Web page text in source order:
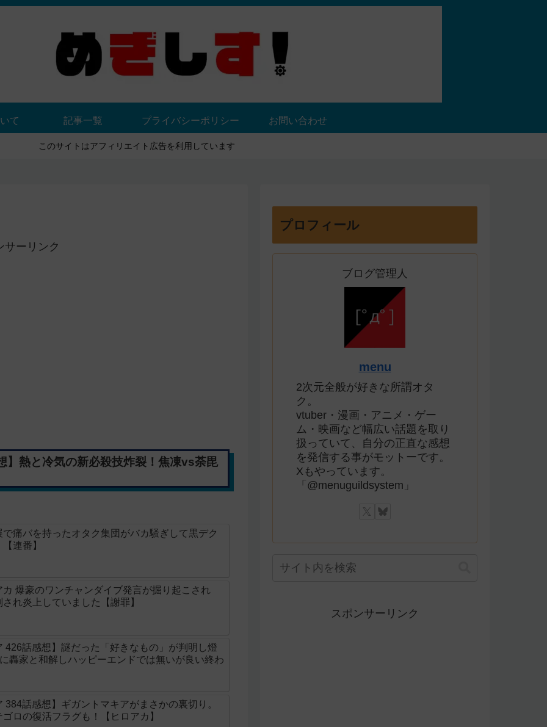
て 記事一覧 プライバシーポリシー お問い合わせ
このサイトはアフィリエイト広告を利用しています
サーリンク
】熱と冷気の新必殺技炸裂！焦凍vs荼毘
痛バを持ったオタク集団がバカ騒ぎして黒デク
連番】
爆豪のワンチャンダイブ発言が掘り起こされ
れ炎上していました【謝罪】
426話感想】謎だった「好きなもの」が判明し燈
轟家と和解しハッピーエンドでは無いが良い終わ
話感想】ギガントマキアがまさかの裏切り。
ロの復活フラグも！【ヒロアカ】
プロフィール
ブログ管理人
menu
2次元全般が好きな所謂オタ
ク。
vtuber・漫画・アニメ・ゲー
ム・映画など幅広い話題を取り
扱っていて、自分の正直な感想
を発信する事がモットーです。
Xもやっています。
「@menuguildsystem」
スポンサーリンク